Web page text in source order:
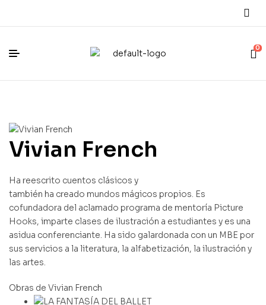
0
Vivian French
Ha reescrito cuentos clásicos y
también ha creado mundos mágicos propios. Es
cofundadora del aclamado programa de mentoría Picture
Hooks, imparte clases de ilustración a estudiantes y es una
asidua conferenciante. Ha sido galardonada con un MBE por
sus servicios a la literatura, la alfabetización, la ilustración y
las artes.
Obras de Vivian French